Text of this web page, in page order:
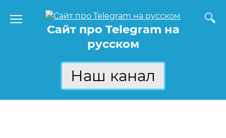
содержаниюСайт про Telegram на
русском
Наш канал